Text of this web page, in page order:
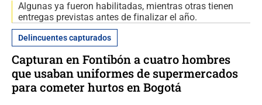
Algunas ya fueron habilitadas, mientras otras tienen
entregas previstas antes de finalizar el año.
Delincuentes capturados
Capturan en Fontibón a cuatro hombres
que usaban uniformes de supermercados
para cometer hurtos en Bogotá